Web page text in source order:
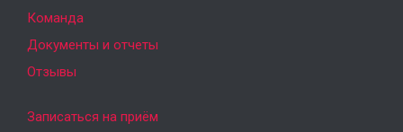
Команда
Документы и отчеты
Отзывы
Записаться на приём